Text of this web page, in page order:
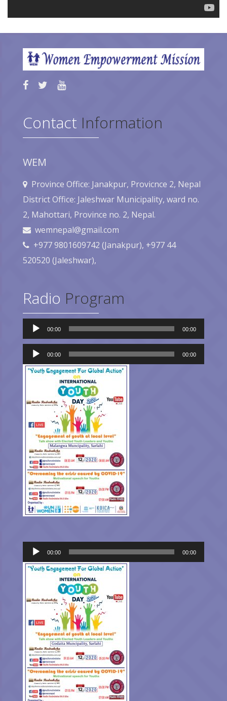
Contact Information
WEM
Province Office: Janakpur, Provicnce 2, Nepal
District Office: Jaleshwar Municipality, ward no.
2, Mahottari, Province no. 2, Nepal.
wemnepal@gmail.com
+977 9801609742 (Janakpur), +977 44
520520 (Jaleshwar),
Radio Program
Audio
Player
00:00 00:00
Audio
Player
00:00 00:00
Audio
Player
00:00 00:00